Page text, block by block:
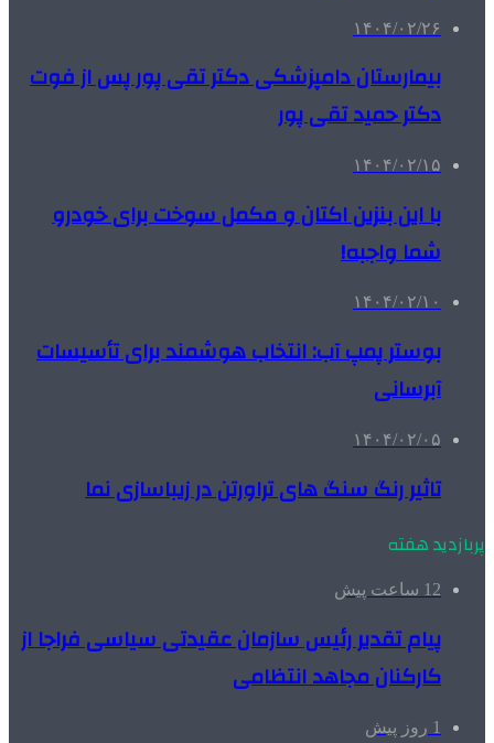
۱۴۰۴/۰۲/۲۶
بیمارستان دامپزشکی دکتر تقی پور پس از فوت
دکتر حمید تقی پور
۱۴۰۴/۰۲/۱۵
با این بنزین اکتان و مکمل سوخت برای خودرو
شما واجبه!
۱۴۰۴/۰۲/۱۰
بوستر پمپ آب: انتخاب هوشمند برای تأسیسات
آبرسانی
۱۴۰۴/۰۲/۰۵
تاثیر رنگ سنگ های تراورتن در زیباسازی نما
پربازدید هفته
12 ساعت پیش
پیام تقدیر رئیس سازمان عقیدتی سیاسی فراجا از
کارکنان مجاهد انتظامی
1 روز پیش